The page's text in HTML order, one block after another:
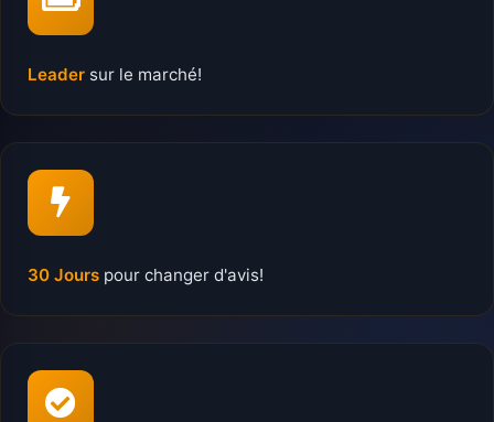
Leader sur le marché!
30 Jours pour changer d'avis!